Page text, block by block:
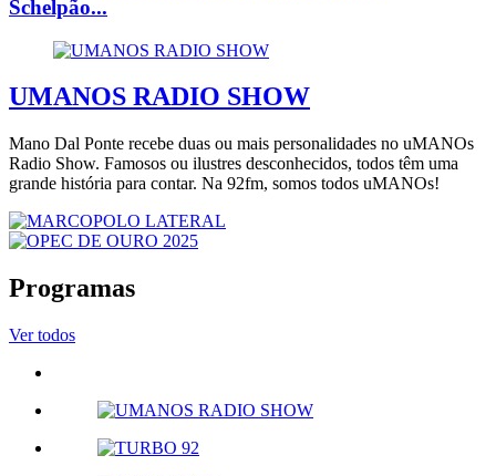
Schelpão...
UMANOS RADIO SHOW
Mano Dal Ponte recebe duas ou mais personalidades no uMANOs
Radio Show. Famosos ou ilustres desconhecidos, todos têm uma
grande história para contar. Na 92fm, somos todos uMANOs!
Programas
Ver todos